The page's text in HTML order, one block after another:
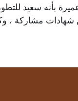
عميرة بأنه سعيد
شهادات مشاركة ،